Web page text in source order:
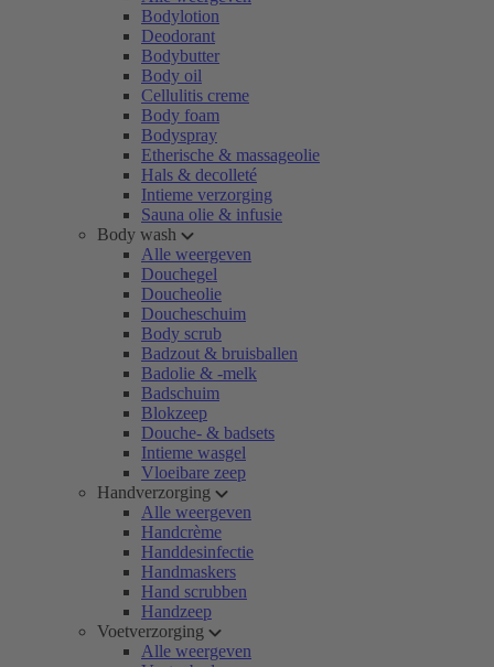
Bodylotion
Deodorant
Bodybutter
Body oil
Cellulitis creme
Body foam
Bodyspray
Etherische & massageolie
Hals & decolleté
Intieme verzorging
Sauna olie & infusie
Body wash
Alle weergeven
Douchegel
Doucheolie
Doucheschuim
Body scrub
Badzout & bruisballen
Badolie & -melk
Badschuim
Blokzeep
Douche- & badsets
Intieme wasgel
Vloeibare zeep
Handverzorging
Alle weergeven
Handcrème
Handdesinfectie
Handmaskers
Hand scrubben
Handzeep
Voetverzorging
Alle weergeven